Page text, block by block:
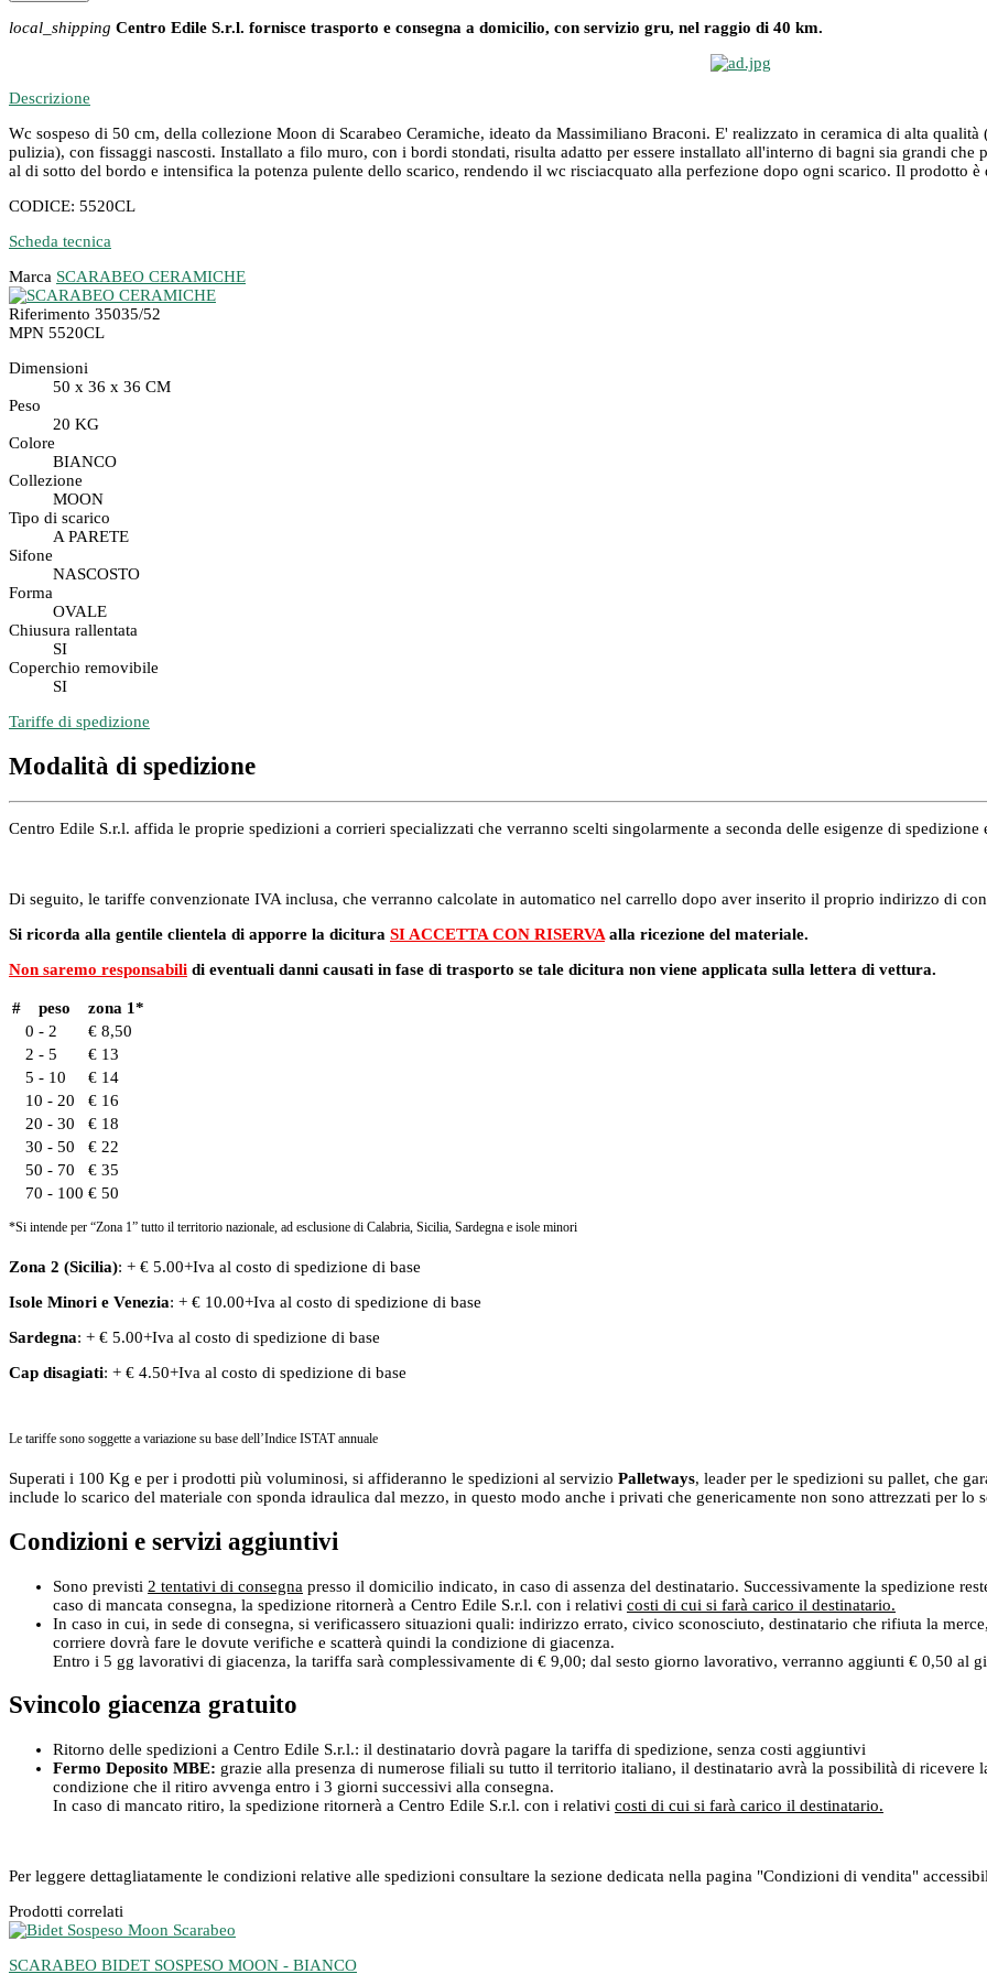
local_shipping Centro Edile S.r.l. fornisce trasporto e consegna a domicilio, con servizio gru, nel raggio di 40 km.
Descrizione
Wc sospeso di 50 cm, della collezione Moon di Scarabeo Ceramiche, ideato da Massimiliano Braconi. E' realizzato in ceramica di alta
pulizia), con fissaggi nascosti. Installato a filo muro, con i bordi stondati, risulta adatto per essere installato all'interno di bagni sia grandi che
al di sotto del bordo e intensifica la potenza pulente dello scarico, rendendo il wc risciacquato alla perfezione dopo ogni scarico. Il prodotto
CODICE: 5520CL
Scheda tecnica
Marca SCARABEO CERAMICHE
Riferimento 35035/52
MPN 5520CL
Dimensioni
50 x 36 x 36 CM
Peso
20 KG
Colore
BIANCO
Collezione
MOON
Tipo di scarico
A PARETE
Sifone
NASCOSTO
Forma
OVALE
Chiusura rallentata
SI
Coperchio removibile
SI
Tariffe di spedizione
Modalità di spedizione
Centro Edile S.r.l. affida le proprie spedizioni a corrieri specializzati che verranno scelti singolarmente a seconda delle esigenze di
Di seguito, le tariffe convenzionate IVA inclusa, che verranno calcolate in automatico nel carrello dopo aver inserito il proprio indirizzo di
Si ricorda alla gentile clientela di apporre la dicitura SI ACCETTA CON RISERVA alla ricezione del materiale.
Non saremo responsabili di eventuali danni causati in fase di trasporto se tale dicitura non viene applicata sulla lettera di vettura.
# peso
zona 1*
0 - 2
€ 8,50
2 - 5
€ 13
5 - 10
€ 14
10 - 20
€ 16
20 - 30
€ 18
30 - 50
€ 22
50 - 70
€ 35
70 - 100 € 50
*Si intende per “Zona 1” tutto il territorio nazionale, ad esclusione di Calabria, Sicilia, Sardegna e isole minori
Zona 2 (Sicilia): + € 5.00+Iva al costo di spedizione di base
Isole Minori e Venezia: + € 10.00+Iva al costo di spedizione di base
Sardegna: + € 5.00+Iva al costo di spedizione di base
Cap disagiati: + € 4.50+Iva al costo di spedizione di base
Le tariffe sono soggette a variazione su base dell’Indice ISTAT annuale
Superati i 100 Kg e per i prodotti più voluminosi, si affideranno le spedizioni al servizio Palletways, leader per le spedizioni su pallet, che
include lo scarico del materiale con sponda idraulica dal mezzo, in questo modo anche i privati che genericamente non sono attrezzati per
Condizioni e servizi aggiuntivi
Sono previsti 2 tentativi di consegna presso il domicilio indicato, in caso di assenza del destinatario. Successivamente la spedizione
caso di mancata consegna, la spedizione ritornerà a Centro Edile S.r.l. con i relativi costi di cui si farà carico il destinatario.
In caso in cui, in sede di consegna, si verificassero situazioni quali: indirizzo errato, civico sconosciuto, destinatario che rifiuta la
corriere dovrà fare le dovute verifiche e scatterà quindi la condizione di giacenza.
Entro i 5 gg lavorativi di giacenza, la tariffa sarà complessivamente di € 9,00; dal sesto giorno lavorativo, verranno aggiunti € 0,50 al
Svincolo giacenza gratuito
Ritorno delle spedizioni a Centro Edile S.r.l.: il destinatario dovrà pagare la tariffa di spedizione, senza costi aggiuntivi
Fermo Deposito MBE: grazie alla presenza di numerose filiali su tutto il territorio italiano, il destinatario avrà la possibilità di ricevere
condizione che il ritiro avvenga entro i 3 giorni successivi alla consegna.
In caso di mancato ritiro, la spedizione ritornerà a Centro Edile S.r.l. con i relativi costi di cui si farà carico il destinatario.
Per leggere dettagliatamente le condizioni relative alle spedizioni consultare la sezione dedicata nella pagina "Condizioni di vendita"
Prodotti correlati
SCARABEO BIDET SOSPESO MOON - BIANCO